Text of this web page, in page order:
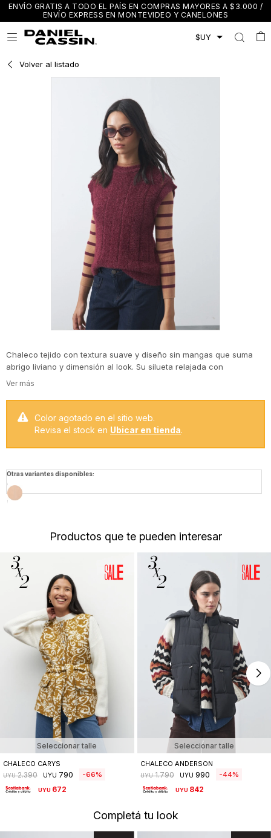
ENVÍO GRATIS A TODO EL PAÍS EN COMPRAS MAYORES A $3.000 /
ENVÍO EXPRESS EN MONTEVIDEO Y CANELONES

Volver al listado
Chaleco tejido con textura suave y diseño sin mangas que suma
abrigo liviano y dimensión al look. Su silueta relajada con
terminaciones acanaladas y leve volumen en hombros lo convierte
remeras, aportando calidez y estilo. Un básico versátil que eleva
combinaciones simples y funciona tanto en looks casuales como
más armados.
Color agotado en el sitio web.
Revisa el stock en Ubicar en tienda.
Otras variantes disponibles:
Productos que te pueden interesar
Seleccionar talle
CHALECO CARYS
UYU 2.390 UYU 790 66
UYU 672
Seleccionar talle
CHALECO ANDERSON
UYU 1.790 UYU 990 44
UYU 842
Completá tu look